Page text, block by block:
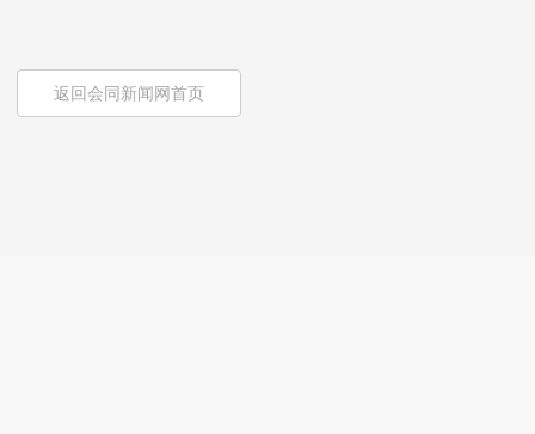
返回会同新闻网首页